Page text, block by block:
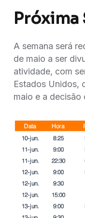
Próxima
A semana será
de maio a ser
atividade, com
Estados Unidos,
maio e a decisão